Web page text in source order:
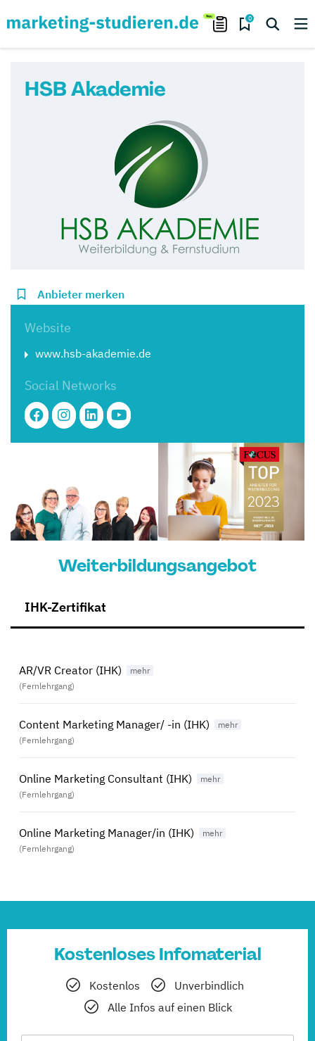
0
HSB Akademie
Anbieter merken
Website
www.hsb-akademie.de
Social Networks
Weiterbildungsangebot
IHK-Zertifikat
AR/VR Creator (IHK)
(Fernlehrgang)
Content Marketing Manager/ -in (IHK)
(Fernlehrgang)
Online Marketing Consultant (IHK)
(Fernlehrgang)
Online Marketing Manager/in (IHK)
(Fernlehrgang)
Kostenloses Infomaterial
Kostenlos
Unverbindlich
Alle Infos auf einen Blick